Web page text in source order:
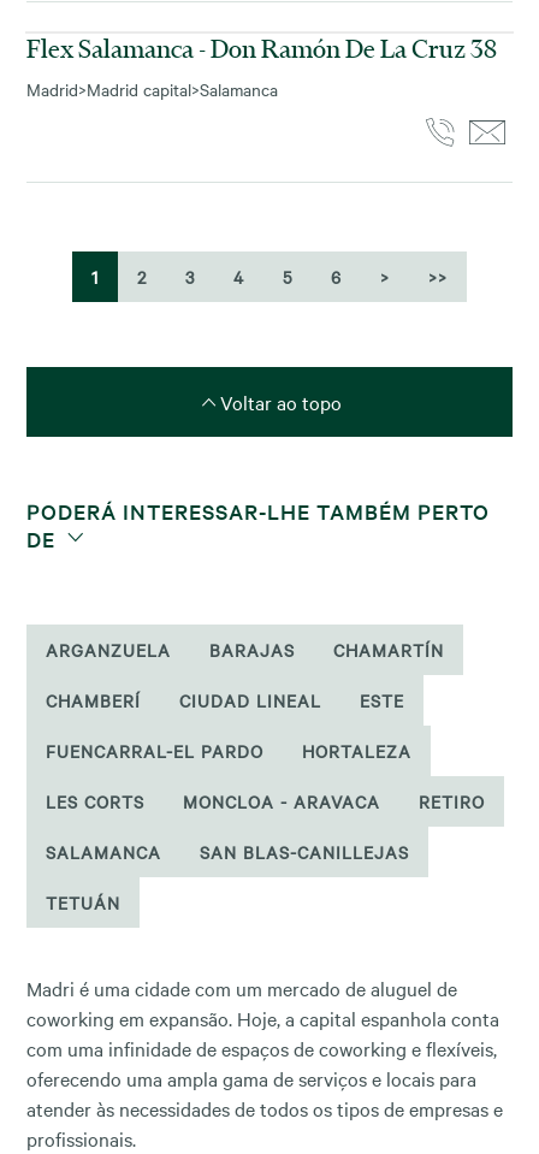
Flex Salamanca - Don Ramón De La Cruz 38
Madrid>Madrid capital>Salamanca
1 2 3 4 5 6 > >>
Voltar ao topo
PODERÁ INTERESSAR-LHE TAMBÉM PERTO
DE
ARGANZUELA BARAJAS CHAMARTÍN
CHAMBERÍ CIUDAD LINEAL ESTE
FUENCARRAL-EL PARDO HORTALEZA
LES CORTS MONCLOA - ARAVACA RETIRO
SALAMANCA SAN BLAS-CANILLEJAS
TETUÁN
Madri é uma cidade com um mercado de aluguel de
coworking em expansão. Hoje, a capital espanhola conta
com uma infinidade de espaços de coworking e flexíveis,
oferecendo uma ampla gama de serviços e locais para
atender às necessidades de todos os tipos de empresas e
profissionais.